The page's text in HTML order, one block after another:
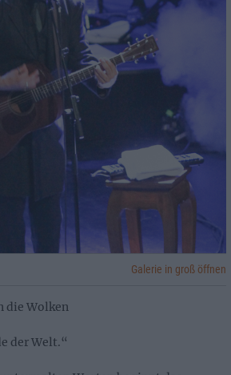
Galerie in groß öffnen
die Wolken
der Welt.“